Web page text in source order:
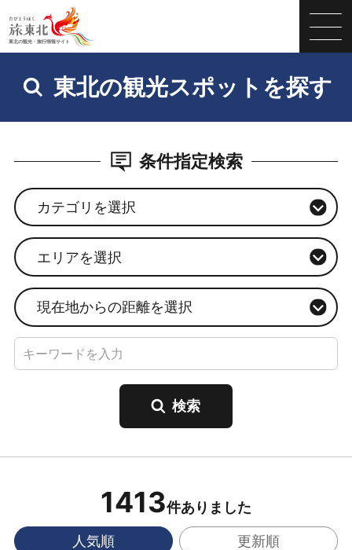
東北の観光スポットを探す
条件指定検索
カテゴリを選択
エリアを選択
現在地からの距離を選択
1413件ありました
人気順 更新順